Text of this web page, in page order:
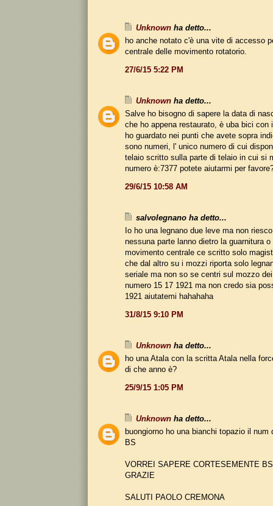
Unknown ha detto...
ho anche notato c'è una vite di accesso
centrale delle movimento rotatorio.
27/6/15 5:22 PM
Unknown ha detto...
Salve ho bisogno di sapere la data di
che ho appena restaurato, è uba bici con
ho guardato nei punti che avete sopra
sono numeri, l' unico numero di cui
telaio scritto sulla parte di telaio in cui si
numero è:7377 potete aiutarmi per
29/6/15 10:58 AM
salvolegnano ha detto...
Io ho una legnano due leve ma non
nessuna parte lanno dietro la guarnitura
movimento centrale ce scritto solo
che dal altro su i mozzi riporta solo
seriale ma non so se centri sul mozzo
numero 15 17 1921 ma non credo sia
1921 aiutatemi hahahaha
31/8/15 9:10 PM
Unknown ha detto...
ho una Atala con la scritta Atala nella
di che anno è?
25/9/15 1:05 PM
Unknown ha detto...
buongiorno ho una bianchi topazio il num
BS
VORREI SAPERE CORTESEMENTE
GRAZIE
SALUTI PAOLO CREMONA